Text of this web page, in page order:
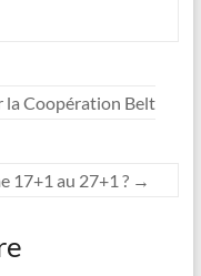
la Coopération Belt
17+1 au 27+1 ? →